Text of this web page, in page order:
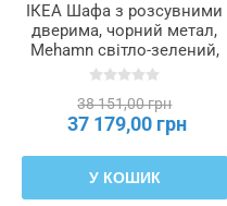
ІКЕА Шафа з розсувними
дверима, чорний метал,
Mehamn світло-зелений,
177x65x240 см SKYTTA /
495.644.89
38 151,00 грн
37 179,00 грн
У КОШИК